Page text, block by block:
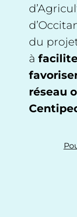
du
à
réseau